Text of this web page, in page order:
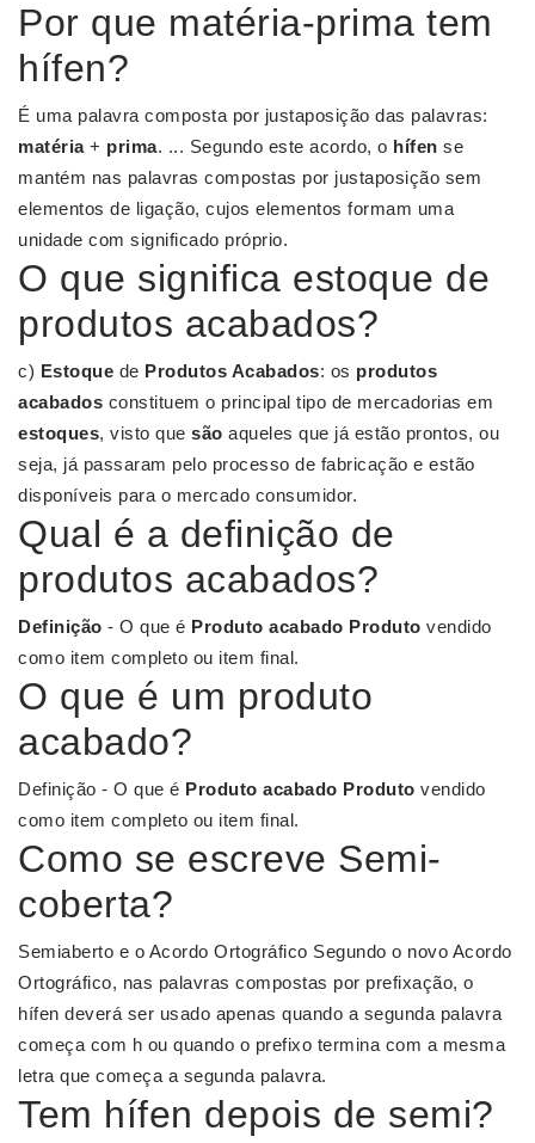
Por que matéria-prima tem
hífen?
É uma palavra composta por justaposição das palavras:
matéria+ prima. ... Segundo este acordo, o hífen se
mantém nas palavras compostas por justaposição sem
elementos de ligação, cujos elementos formam uma
unidade com significado próprio.
O que significa estoque de
produtos acabados?
c) Estoque de Produtos Acabados: os produtos
acabados constituem o principal tipo de mercadorias em
estoques, visto que são aqueles que já estão prontos, ou
seja, já passaram pelo processo de fabricação e estão
disponíveis para o mercado consumidor.
Qual é a definição de
produtos acabados?
Definição - O que é Produto acabado Produto vendido
como item completo ou item final.
O que é um produto
acabado?
Definição - O que é Produto acabado Produto vendido
como item completo ou item final.
Como se escreve Semi-
coberta?
Semiaberto e o Acordo Ortográfico Segundo o novo Acordo
Ortográfico, nas palavras compostas por prefixação, o
hífen deverá ser usado apenas quando a segunda palavra
começa com h ou quando o prefixo termina com a mesma
letra que começa a segunda palavra.
Tem hífen depois de semi?